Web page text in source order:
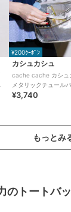
¥200ｸｰﾎﾟﾝ
カシュカシュ
cache cache カシュ
メタリックチュール
ンバッグ
¥3,740
もっとみ
のトートバ